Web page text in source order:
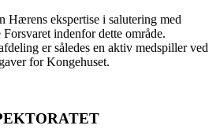
Hærens ekspertise i salutering med
indenfor dette område.
er således en aktiv medspiller ved
for Kongehuset.